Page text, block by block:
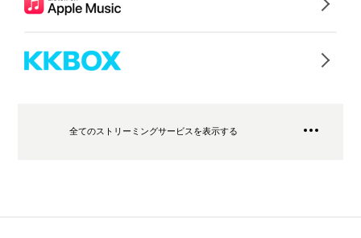
全てのストリーミングサービスを表示する